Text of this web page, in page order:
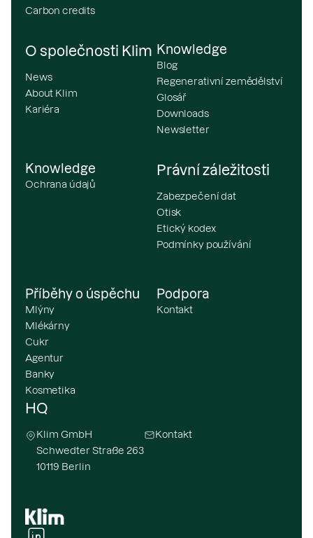
Carbon credits
O společnosti Klim
News
About Klim
Kariéra
Knowledge
Blog
Regenerativní zemědělství
Glosář
Downloads
Newsletter
Knowledge
Ochrana údajů
Právní záležitosti
Zabezpečení dat
Otisk
Etický kodex
Podmínky používání
Příběhy o úspěchu
Mlýny
Mlékárny
Cukr
Agentur
Banky
Kosmetika
Podpora
Kontakt
HQ
Klim GmbH
Schwedter Straße 263
10119 Berlin
Kontakt